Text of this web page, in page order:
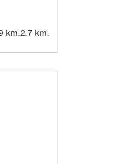
2.7 km.
km.